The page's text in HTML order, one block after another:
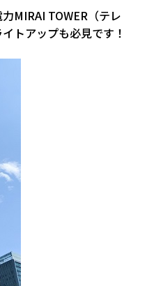
MIRAI TOWER（テレ
トアップも必見です！